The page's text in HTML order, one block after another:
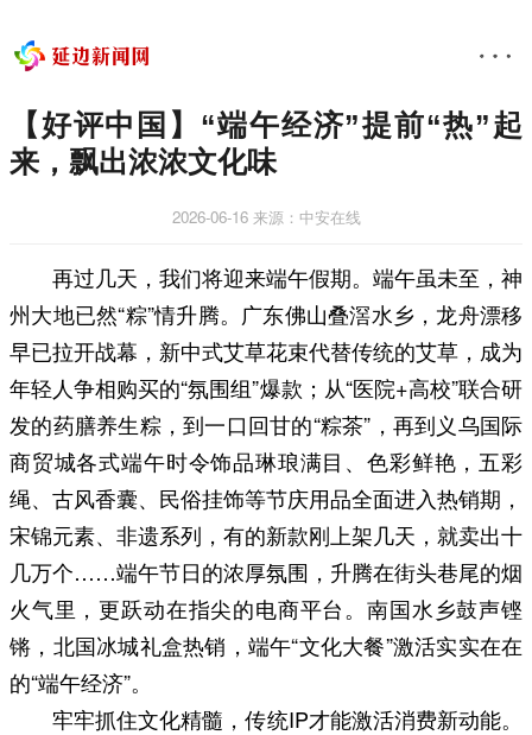
【好评中国】“端午经济”提前“热”起
来，飘出浓浓文化味
2026-06-16 来源：中安在线
再过几天，我们将迎来端午假期。端午虽未至，神
州大地已然“粽”情升腾。广东佛山叠滘水乡，龙舟漂移
早已拉开战幕，新中式艾草花束代替传统的艾草，成为
年轻人争相购买的“氛围组”爆款；从“医院+高校”联合研
发的药膳养生粽，到一口回甘的“粽茶”，再到义乌国际
商贸城各式端午时令饰品琳琅满目、色彩鲜艳，五彩
绳、古风香囊、民俗挂饰等节庆用品全面进入热销期，
宋锦元素、非遗系列，有的新款刚上架几天，就卖出十
几万个……端午节日的浓厚氛围，升腾在街头巷尾的烟
火气里，更跃动在指尖的电商平台。南国水乡鼓声铿
锵，北国冰城礼盒热销，端午“文化大餐”激活实实在在
的“端午经济”。
牢牢抓住文化精髓，传统IP才能激活消费新动能。